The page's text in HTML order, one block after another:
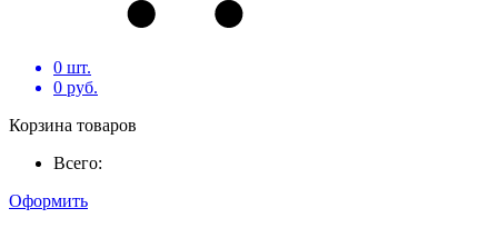
0 шт.
0 руб.
Корзина товаров
Всего:
Оформить